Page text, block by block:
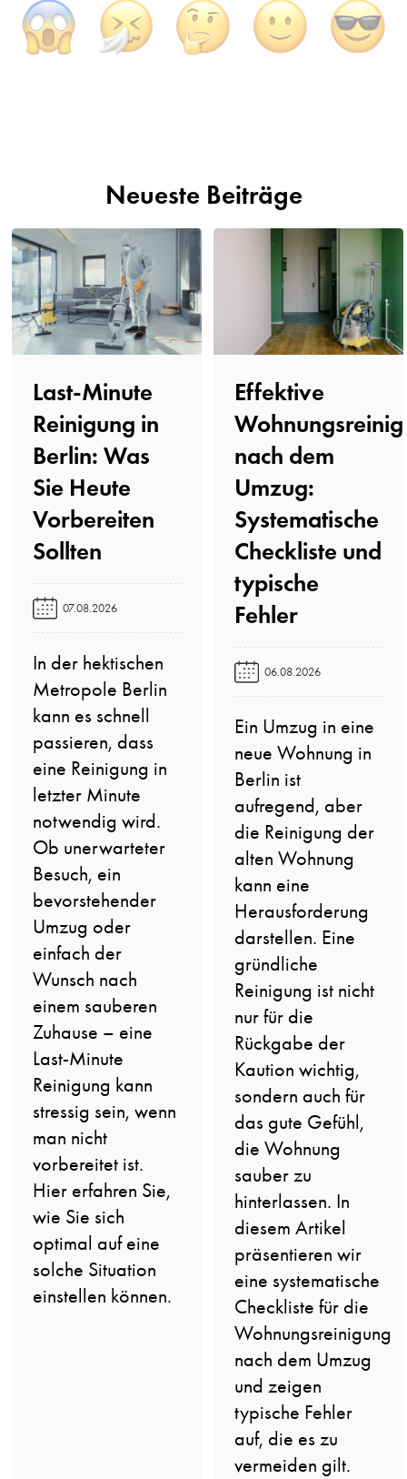
Neueste Beiträge
Last-Minute
Reinigung in
Berlin: Was
Sie Heute
Vorbereiten
Sollten️
07.08.2026
In der hektischen
Metropole Berlin
kann es schnell
passieren, dass
eine Reinigung in
letzter Minute
notwendig wird.
Ob unerwarteter
Besuch, ein
bevorstehender
Umzug oder
einfach der
Wunsch nach
einem sauberen
Zuhause – eine
Last-Minute
Reinigung kann
stressig sein, wenn
man nicht
vorbereitet ist.
Hier erfahren Sie,
wie Sie sich
optimal auf eine
solche Situation
einstellen können.
Effektive
nach dem
Umzug:
Systematische
Checkliste und
typische
Fehler️
06.08.2026
Ein Umzug in eine
neue Wohnung in
Berlin ist
aufregend, aber
die Reinigung der
alten Wohnung
kann eine
Herausforderung
darstellen. Eine
gründliche
Reinigung ist nicht
nur für die
Rückgabe der
Kaution wichtig,
sondern auch für
das gute Gefühl,
die Wohnung
sauber zu
hinterlassen. In
diesem Artikel
präsentieren wir
eine systematische
Checkliste für die
Wohnungsreinigung
nach dem Umzug
und zeigen
typische Fehler
auf, die es zu
vermeiden gilt.